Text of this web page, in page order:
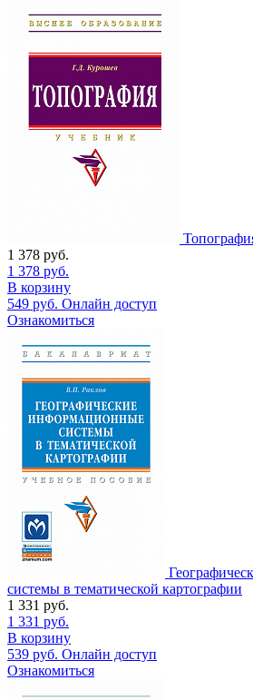
1 378 руб.
1 378 руб.
В корзину
549 руб. Онлайн доступ
Ознакомиться
системы в тематической картографии
1 331 руб.
1 331 руб.
В корзину
539 руб. Онлайн доступ
Ознакомиться